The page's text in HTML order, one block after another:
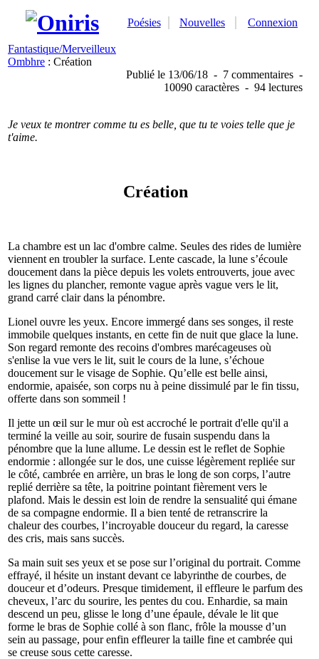
Poésies Nouvelles Connexion
Fantastique/Merveilleux
Ombhre : Création
Publié le 13/06/18 - 7 commentaires -
10090 caractères - 94 lectures
Je veux te montrer comme tu es belle, que tu te voies telle que je
t'aime.
Création
La chambre est un lac d'ombre calme. Seules des rides de lumière
viennent en troubler la surface. Lente cascade, la lune s’écoule
doucement dans la pièce depuis les volets entrouverts, joue avec
les lignes du plancher, remonte vague après vague vers le lit,
grand carré clair dans la pénombre.
Lionel ouvre les yeux. Encore immergé dans ses songes, il reste
immobile quelques instants, en cette fin de nuit que glace la lune.
Son regard remonte des recoins d'ombres marécageuses où
s'enlise la vue vers le lit, suit le cours de la lune, s’échoue
doucement sur le visage de Sophie. Qu’elle est belle ainsi,
endormie, apaisée, son corps nu à peine dissimulé par le fin tissu,
offerte dans son sommeil !
Il jette un œil sur le mur où est accroché le portrait d'elle qu'il a
terminé la veille au soir, sourire de fusain suspendu dans la
pénombre que la lune allume. Le dessin est le reflet de Sophie
endormie : allongée sur le dos, une cuisse légèrement repliée sur
le côté, cambrée en arrière, un bras le long de son corps, l’autre
replié derrière sa tête, la poitrine pointant fièrement vers le
plafond. Mais le dessin est loin de rendre la sensualité qui émane
de sa compagne endormie. Il a bien tenté de retranscrire la
chaleur des courbes, l’incroyable douceur du regard, la caresse
des cris, mais sans succès.
Sa main suit ses yeux et se pose sur l’original du portrait. Comme
effrayé, il hésite un instant devant ce labyrinthe de courbes, de
douceur et d’odeurs. Presque timidement, il effleure le parfum des
cheveux, l’arc du sourire, les pentes du cou. Enhardie, sa main
descend un peu, glisse le long d’une épaule, dévale le lit que
forme le bras de Sophie collé à son flanc, frôle la mousse d’un
sein au passage, pour enfin effleurer la taille fine et cambrée qui
se creuse sous cette caresse.